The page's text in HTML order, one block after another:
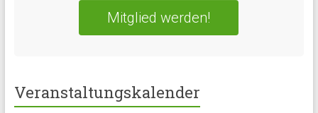
Mitglied werden!
Veranstaltungskalender